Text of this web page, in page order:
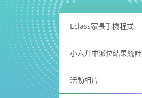
Eclass家長手機程式
小六升中派位結果統計
活動相片